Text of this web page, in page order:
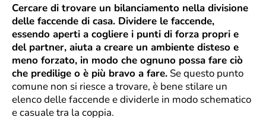
Cercare di trovare un bilanciamento nella divisione
delle faccende di casa. Dividere le faccende,
essendo aperti a cogliere i punti di forza propri e
del partner, aiuta a creare un ambiente disteso e
meno forzato, in modo che ognuno possa fare ciò
che predilige o è più bravo a fare. Se questo punto
comune non si riesce a trovare, è bene stilare un
elenco delle faccende e dividerle in modo schematico
e casuale tra la coppia.